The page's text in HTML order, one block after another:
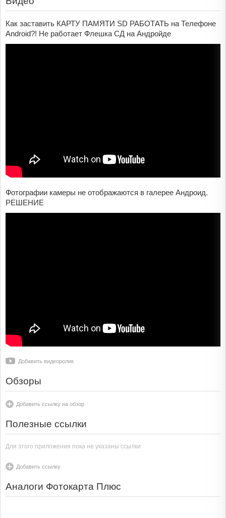
Как заставить КАРТУ ПАМЯТИ SD РАБОТАТЬ на Телефоне
Android?! Не работает Флешка СД на Андройде
Фотографии камеры не отображаются в галерее Андроид.
РЕШЕНИЕ
Добавить видеоролик
Обзоры
Добавить ссылку на обзор
Полезные ссылки
Для этого приложения пока не указаны ссылки
Добавить ссылку
Аналоги Фотокарта Плюс